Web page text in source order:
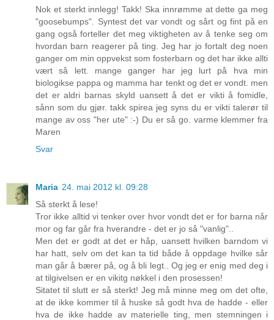
Nok et sterkt innlegg! Takk! Ska innrømme at dette ga meg
"goosebumps". Syntest det var vondt og sårt og fint på en
gang også forteller det meg viktigheten av å tenke seg om
hvordan barn reagerer på ting. Jeg har jo fortalt deg noen
ganger om min oppvekst som fosterbarn og det har ikke allti
vært så lett. mange ganger har jeg lurt på hva min
biologikse pappa og mamma har tenkt og det er vondt. men
det er aldri barnas skyld uansett å det er vikti å fomidle,
sånn som du gjør. takk spirea jeg syns du er vikti talerør til
mange av oss "her ute" :-) Du er så go. varme klemmer fra
Maren
Svar
Maria 24. mai 2012 kl. 09:28
Så sterkt å lese!
Tror ikke alltid vi tenker over hvor vondt det er for barna når
mor og far går fra hverandre - det er jo så "vanlig"..
Men det er godt at det er håp, uansett hvilken barndom vi
har hatt, selv om det kan ta tid både å oppdage hvilke sår
man går å bærer på, og å bli legt.. Og jeg er enig med deg i
at tilgivelsen er en vikitg nøkkel i den prosessen!
Sitatet til slutt er så sterkt! Jeg må minne meg om det ofte,
at de ikke kommer til å huske så godt hva de hadde - eller
hva de ikke hadde av materielle ting, men stemningen i